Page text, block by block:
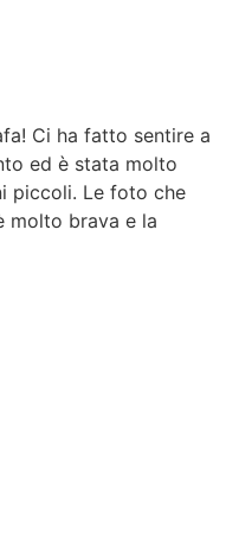
Ci ha fatto sentire a
ed è stata molto
piccoli. Le foto che
molto brava e la